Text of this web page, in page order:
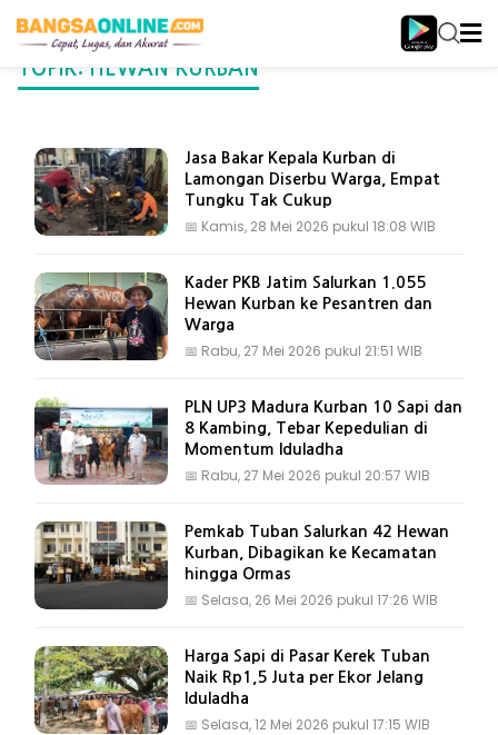
TOPIK: HEWAN KURBAN
Jasa Bakar Kepala Kurban di
Lamongan Diserbu Warga, Empat
Tungku Tak Cukup
📅 Kamis, 28 Mei 2026 pukul 18:08 WIB
Kader PKB Jatim Salurkan 1.055
Hewan Kurban ke Pesantren dan
Warga
📅 Rabu, 27 Mei 2026 pukul 21:51 WIB
PLN UP3 Madura Kurban 10 Sapi dan
8 Kambing, Tebar Kepedulian di
Momentum Iduladha
📅 Rabu, 27 Mei 2026 pukul 20:57 WIB
Pemkab Tuban Salurkan 42 Hewan
Kurban, Dibagikan ke Kecamatan
hingga Ormas
📅 Selasa, 26 Mei 2026 pukul 17:26 WIB
Harga Sapi di Pasar Kerek Tuban
Naik Rp1,5 Juta per Ekor Jelang
Iduladha
📅 Selasa, 12 Mei 2026 pukul 17:15 WIB